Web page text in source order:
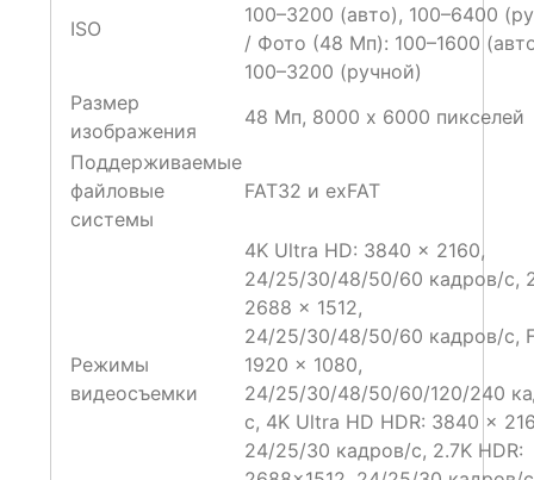
ISO
100–3200 (авто), 100–6400
/ Фото (48 Мп): 100–1600
100–3200 (ручной)
Размер
изображения
48 Мп, 8000 x 6000 пикселей
Поддерживаемые
файловые
системы
FAT32 и exFAT
Режимы
видеосъемки
4K Ultra HD: 3840 x 2160,
24/25/30/48/50/60 кадров/с,
2688 x 1512,
24/25/30/48/50/60 кадров/с,
1920 x 1080,
24/25/30/48/50/60/120/240
с, 4K Ultra HD HDR: 3840 x
24/25/30 кадров/с, 2.7K HDR: